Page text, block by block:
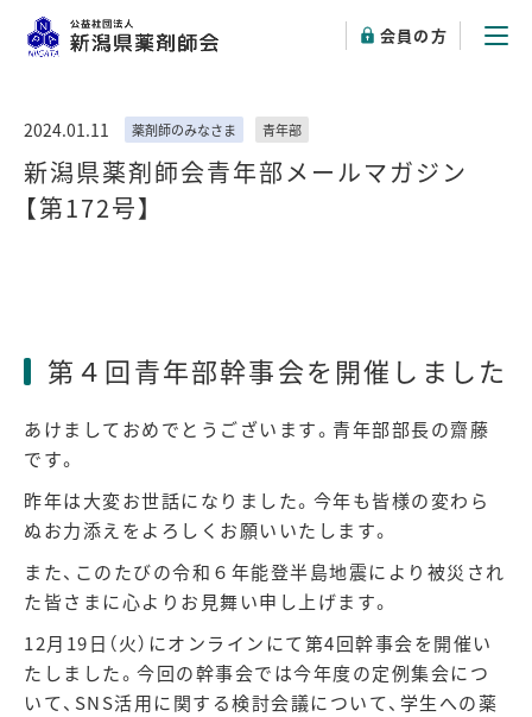
会員の方
新潟県薬剤師会青年部メールマガジン
【第172号】
2024.01.11 薬剤師のみなさま 青年部
第４回青年部幹事会を開催しました
あけましておめでとうございます。青年部部長の齋藤
です。
昨年は大変お世話になりました。今年も皆様の変わら
ぬお力添えをよろしくお願いいたします。
また、このたびの令和６年能登半島地震により被災され
た皆さまに心よりお見舞い申し上げます。
12月19日（火）にオンラインにて第4回幹事会を開催い
たしました。今回の幹事会では今年度の定例集会につ
いて、SNS活用に関する検討会議について、学生への薬